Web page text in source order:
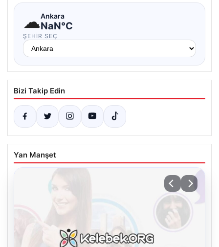
☁Ankara
NaN°C
ŞEHIR SEÇ
Bizi Takip Edin
Yan Manşet